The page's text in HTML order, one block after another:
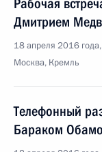
Рабочая
Дмитрием
18 апреля 2016
Москва, Кремль
Телефонный
Бараком